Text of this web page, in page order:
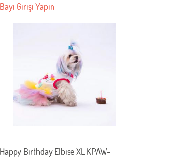
Bayi Girişi Yapın
Happy Birthday Elbise XL KPAW-